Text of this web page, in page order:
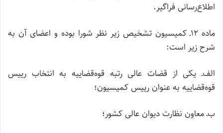
اطلاع‌رسانی فراگیر.
ماده ۱۲‌ـ کمیسیون تشخیص زیر نظر شورا بوده و اعضای آن به
شرح زیر است:
الف‌ـ یکی از قضات عالی رتبه قوه‌قضاییه به انتخاب رییس
قوه‌قضاییه به عنوان رییس کمیسیون؛
ب‌ـ معاون نظارت دیوان عالی کشور؛